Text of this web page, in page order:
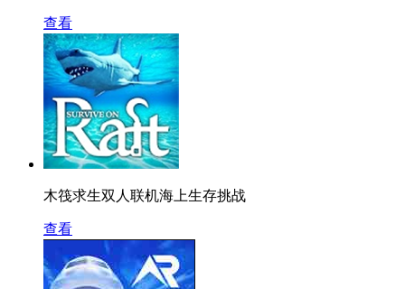
查看
木筏求生双人联机海上生存挑战
查看